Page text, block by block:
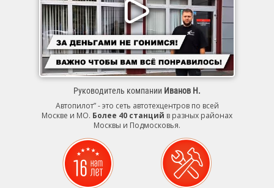
Руководитель компании Иванов Н.
Автопилот” - это сеть автотехцентров по всей
Москве и МО. Более 40 станций в разных районах
Москвы и Подмосковья.